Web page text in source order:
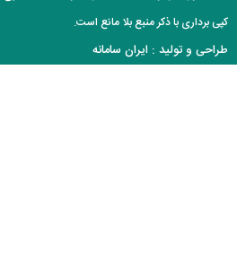
بمب خبری پرسپولیس؛ ۲ خرید جدید همین امروز رونمایی می‌شوند!
عکس زیرخاکی از گوگوش در دو سالگی همراه
قیمت طلا پرواز کرد/ طلا سقف ۴۳۵۰ دلار را شکست
کپی برداری با ذکر منبع بلا مانع است.
طراحی و تولید : ایران سامانه